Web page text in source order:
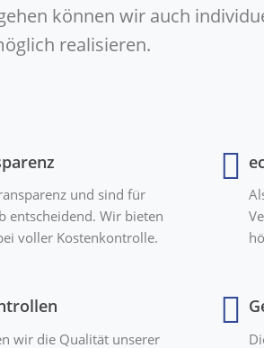
können wir auch
realisieren.
und sind für
entscheidend. Wir bieten
voller Kostenkontrolle.
wir die Qualität unserer